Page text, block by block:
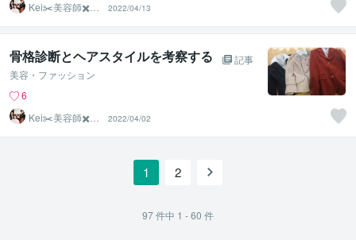
Kei✂️美容師✖️似
合わせの専門家
2022/04/13
骨格診断とヘアスタイルを考察する
記事
美容・ファッション
6
Kei✂️美容師✖️似
合わせの専門家
2022/04/02
1 2
97件中 1 - 60 件